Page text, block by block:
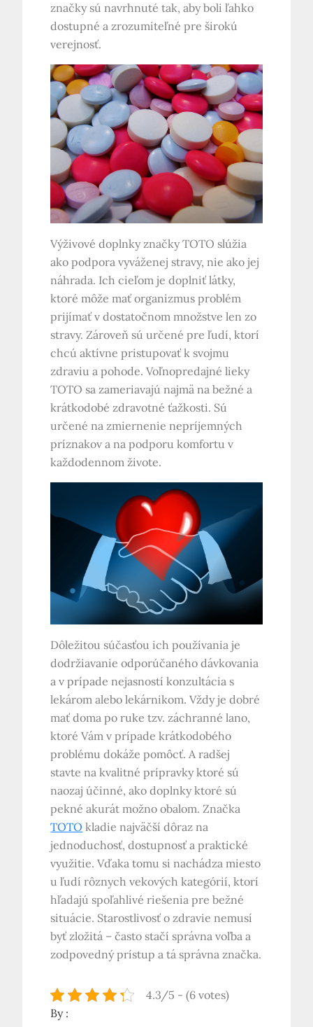
značky sú navrhnuté tak, aby boli ľahko
dostupné a zrozumiteľné pre širokú
verejnosť.
Výživové doplnky značky TOTO slúžia
ako podpora vyváženej stravy, nie ako jej
náhrada. Ich cieľom je doplniť látky,
ktoré môže mať organizmus problém
prijímať v dostatočnom množstve len zo
stravy. Zároveň sú určené pre ľudí, ktorí
chcú aktívne pristupovať k svojmu
zdraviu a pohode. Voľnopredajné lieky
TOTO sa zameriavajú najmä na bežné a
krátkodobé zdravotné ťažkosti. Sú
určené na zmiernenie nepríjemných
príznakov a na podporu komfortu v
každodennom živote.
Dôležitou súčasťou ich používania je
dodržiavanie odporúčaného dávkovania
a v prípade nejasností konzultácia s
lekárom alebo lekárnikom. Vždy je dobré
mať doma po ruke tzv. záchranné lano,
ktoré Vám v prípade krátkodobého
problému dokáže pomôcť. A radšej
stavte na kvalitné prípravky ktoré sú
naozaj účinné, ako doplnky ktoré sú
pekné akurát možno obalom. Značka
TOTO kladie najväčší dôraz na
jednoduchosť, dostupnosť a praktické
využitie. Vďaka tomu si nachádza miesto
u ľudí rôznych vekových kategórií, ktorí
hľadajú spoľahlivé riešenia pre bežné
situácie. Starostlivosť o zdravie nemusí
byť zložitá – často stačí správna voľba a
zodpovedný prístup a tá správna značka.
4.3/5 - (6 votes)
By :